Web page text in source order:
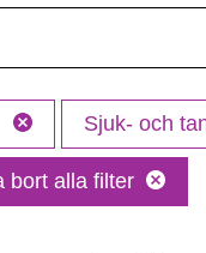
Sjuk- och
bort alla filter